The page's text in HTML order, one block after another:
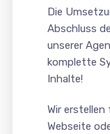
Die
Abschluss
unserer
komplette
Inhalte!
Wir erstellen
Webseite